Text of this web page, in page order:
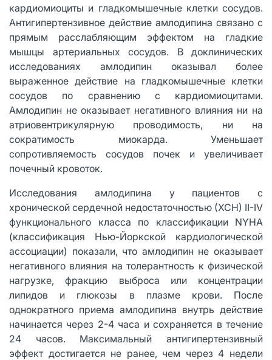
кардиомиоциты и гладкомышечные клетки сосудов.
Антигипертензивное действие амлодипина связано с
прямым расслабляющим эффектом на гладкие
мышцы артериальных сосудов. В доклинических
исследованиях амлодипин оказывал более
выраженное действие на гладкомышечные клетки
сосудов по сравнению с кардиомиоцитами.
Амлодипин не оказывает негативного влияния ни на
атриовентрикулярную проводимость, ни на
сократимость миокарда. Уменьшает
сопротивляемость сосудов почек и увеличивает
почечный кровоток.
Исследования амлодипина у пациентов с
хронической сердечной недостаточностью (ХСН) II-IV
функционального класса по классификации NYHA
(классификация Нью-Йоркской кардиологической
ассоциации) показали, что амлодипин не оказывает
негативного влияния на толерантность к физической
нагрузке, фракцию выброса или концентрации
липидов и глюкозы в плазме крови. После
однократного приема амлодипина внутрь действие
начинается через 2-4 часа и сохраняется в течение
24 часов. Максимальный антигипертензивный
эффект достигается не ранее, чем через 4 недели